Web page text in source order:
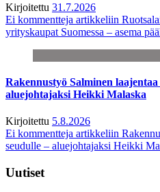
Kirjoitettu 31.7.2026
Ei kommentteja artikkeliin
yrityskaupat Suomessa – asema
Rakennustyö Salminen
aluejohtajaksi Heikki Malaska
Kirjoitettu 5.8.2026
Ei kommentteja artikkeliin
seudulle – aluejohtajaksi Heikki
Uutiset